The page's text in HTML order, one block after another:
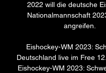
2022 will die deutsche
Nationalmannschaft
angreifen.
Eishockey-WM 2023:
Deutschland live im Free
Eishockey-WM 2023: